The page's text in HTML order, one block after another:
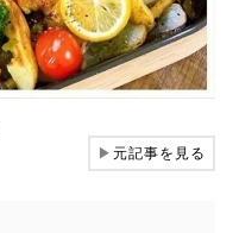
▶元記事を見る